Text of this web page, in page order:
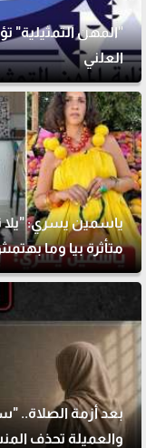
"المهن التمثيلية"
العلني
متأثرة بيا وما
بعد أزمة الصلاة..
والعميلة تحذف